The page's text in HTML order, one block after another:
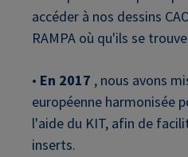
accéder à nos dessins
RAMPA où qu'ils se
• En 2017 , nous avons
européenne harmonisée
l'aide du KIT, afin de
inserts.